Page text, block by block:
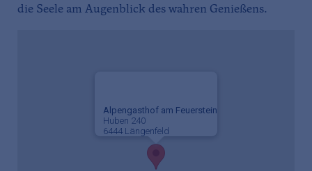
die Seele am Augenblick des wahren Genießens.
Alpengasthof am Feuerstein
Huben 240
6444 Längenfeld